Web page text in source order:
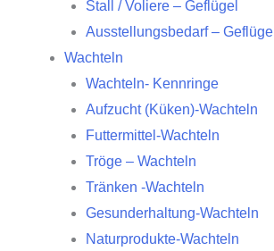
Stall / Voliere – Geflügel
Ausstellungsbedarf – Geflügel
Wachteln
Wachteln- Kennringe
Aufzucht (Küken)-Wachteln
Futtermittel-Wachteln
Tröge – Wachteln
Tränken -Wachteln
Gesunderhaltung-Wachteln
Naturprodukte-Wachteln